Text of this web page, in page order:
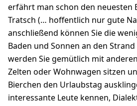
erfährt man schon den neuesten
Tratsch (… hoffentlich nur gute
anschließend können Sie die
Baden und Sonnen an den
werden Sie gemütlich mit
Zelten oder Wohnwagen sitzen
Bierchen den Urlaubstag
interessante Leute kennen,